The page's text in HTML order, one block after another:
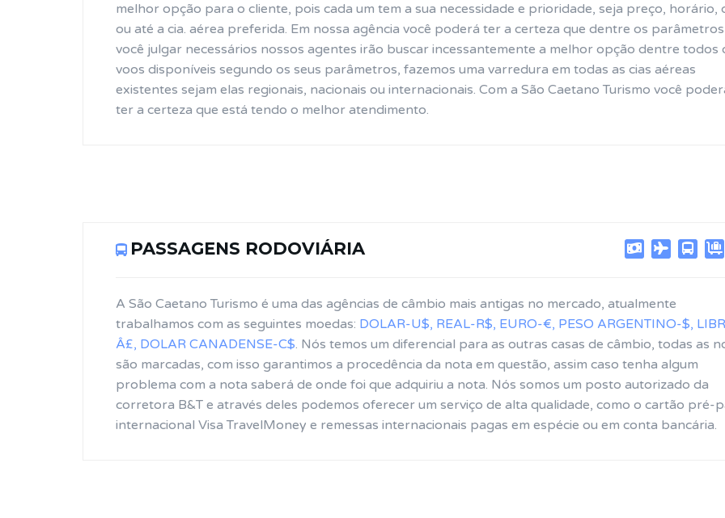
melhor opção para o cliente, pois cada um tem a sua necessidade e prioridade, seja preço, horário,
ou até a cia. aérea preferida. Em nossa agência você poderá ter a certeza que dentre os
você julgar necessários nossos agentes irão buscar incessantemente a melhor opção dentre todos
voos disponíveis segundo os seus parâmetros, fazemos uma varredura em todas as cias aéreas
existentes sejam elas regionais, nacionais ou internacionais. Com a São Caetano Turismo você
ter a certeza que está tendo o melhor atendimento.
PASSAGENS RODOVIÁRIA
A São Caetano Turismo é uma das agências de câmbio mais antigas no mercado, atualmente
trabalhamos com as seguintes moedas: DOLAR-U$, REAL-R$, EURO-€, PESO ARGENTINO-$,
Â£, DOLAR CANADENSE-C$. Nós temos um diferencial para as outras casas de câmbio, todas as
são marcadas, com isso garantimos a procedência da nota em questão, assim caso tenha algum
problema com a nota saberá de onde foi que adquiriu a nota. Nós somos um posto autorizado da
corretora B&T e através deles podemos oferecer um serviço de alta qualidade, como o cartão pré-
internacional Visa TravelMoney e remessas internacionais pagas em espécie ou em conta bancária.